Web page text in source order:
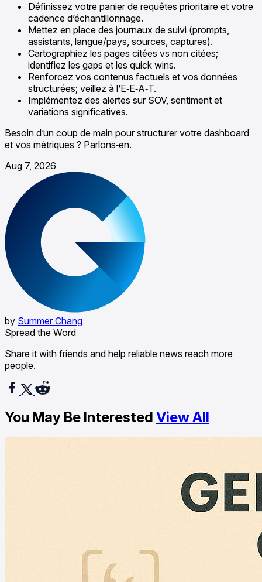
Définissez votre panier de requêtes prioritaire et votre
cadence d’échantillonnage.
Mettez en place des journaux de suivi (prompts,
assistants, langue/pays, sources, captures).
Cartographiez les pages citées vs non citées;
identifiez les gaps et les quick wins.
Renforcez vos contenus factuels et vos données
structurées; veillez à l’E‑E‑A‑T.
Implémentez des alertes sur SOV, sentiment et
variations significatives.
Besoin d’un coup de main pour structurer votre dashboard
et vos métriques ? Parlons‑en.
Aug 7, 2026
by Summer Chang
Spread the Word
Share it with friends and help reliable news reach more
people.
You May Be Interested View All